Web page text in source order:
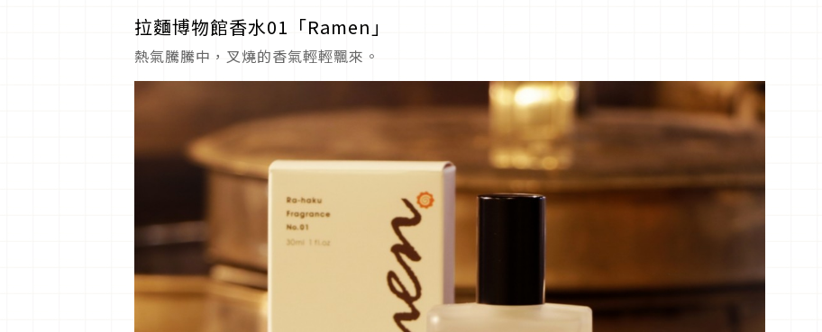
拉麵博物館香水01「Ramen」
熱氣騰騰中，叉燒的香氣輕輕飄來。